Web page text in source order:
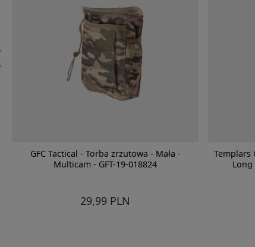
GFC Tactical - Torba zrzutowa - Mała -
Multicam - GFT-19-018824
29,99 PLN
Templars
Long